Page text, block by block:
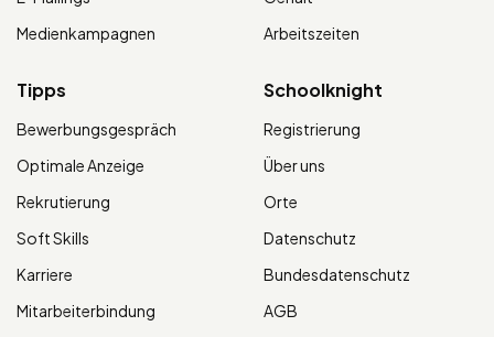
Medienkampagnen
Arbeitszeiten
Tipps
Bewerbungsgespräch
Optimale Anzeige
Rekrutierung
Soft Skills
Karriere
Mitarbeiterbindung
Schoolknight
Registrierung
Über uns
Orte
Datenschutz
Bundesdatenschutz
AGB